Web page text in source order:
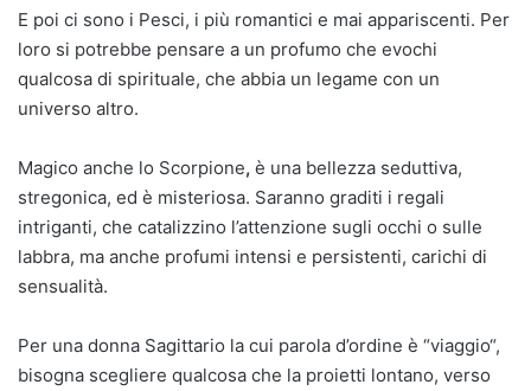
E poi ci sono i Pesci, i più romantici e mai appariscenti. Per
loro si potrebbe pensare a un profumo che evochi
qualcosa di spirituale, che abbia un legame con un
universo altro.
Magico anche lo Scorpione, è una bellezza seduttiva,
stregonica, ed è misteriosa. Saranno graditi i regali
intriganti, che catalizzino l’attenzione sugli occhi o sulle
labbra, ma anche profumi intensi e persistenti, carichi di
sensualità.
Per una donna Sagittario la cui parola d’ordine è “viaggio“,
bisogna scegliere qualcosa che la proietti lontano, verso